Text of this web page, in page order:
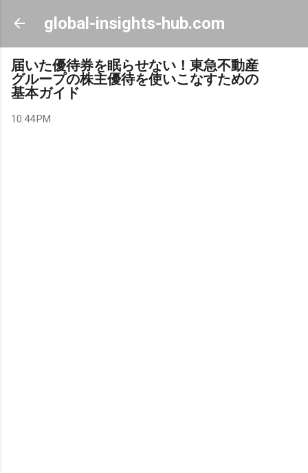
Skip to main content
global-insights-hub.com
届いた優待券を眠らせない！東急不動産
グループの株主優待を使いこなすための
基本ガイド
10:44 PM